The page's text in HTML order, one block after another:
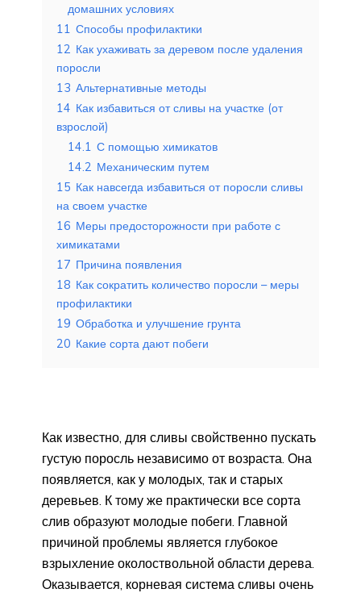
домашних условиях
11 Способы профилактики
12 Как ухаживать за деревом после удаления
поросли
13 Альтернативные методы
14 Как избавиться от сливы на участке (от
взрослой)
14.1 С помощью химикатов
14.2 Механическим путем
15 Как навсегда избавиться от поросли сливы
на своем участке
16 Меры предосторожности при работе с
химикатами
17 Причина появления
18 Как сократить количество поросли – меры
профилактики
19 Обработка и улучшение грунта
20 Какие сорта дают побеги
Как известно, для сливы свойственно пускать
густую поросль независимо от возраста. Она
появляется, как у молодых, так и старых
деревьев. К тому же практически все сорта
слив образуют молодые побеги. Главной
причиной проблемы является глубокое
взрыхление околоствольной области дерева.
Оказывается, корневая система сливы очень